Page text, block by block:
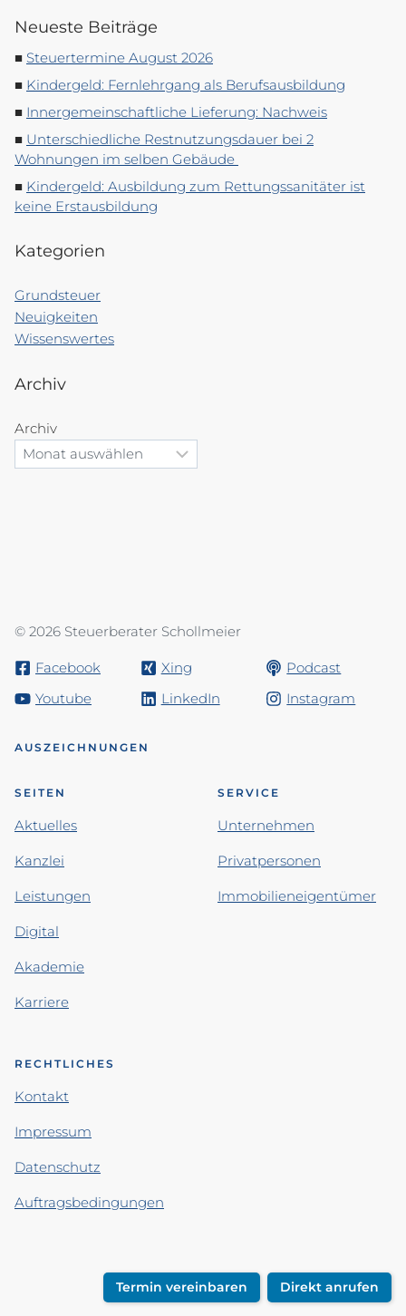
Neueste Beiträge
Steuertermine August 2026
Kindergeld: Fernlehrgang als Berufsausbildung
Innergemeinschaftliche Lieferung: Nachweis
Unterschiedliche Restnutzungsdauer bei 2
Wohnungen im selben Gebäude
Kindergeld: Ausbildung zum Rettungssanitäter ist
keine Erstausbildung
Kategorien
Grundsteuer
Neuigkeiten
Wissenswertes
Archiv
Archiv
© 2026 Steuerberater Schollmeier
Facebook Xing
Podcast
Youtube
LinkedIn Instagram
AUSZEICHNUNGEN
SEITEN
Aktuelles
Kanzlei
Leistungen
Digital
Akademie
Karriere
SERVICE
Unternehmen
Privatpersonen
Immobilieneigentümer
RECHTLICHES
Kontakt
Impressum
Datenschutz
Auftragsbedingungen
Termin vereinbaren Direkt anrufen